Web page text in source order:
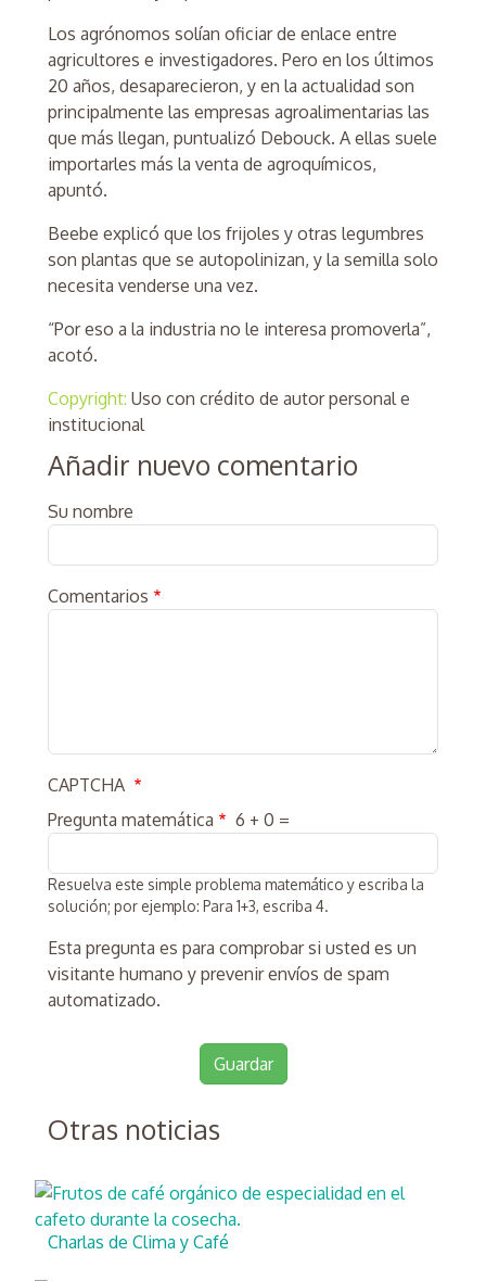
Los agrónomos solían oficiar de enlace entre
agricultores e investigadores. Pero en los últimos
20 años, desaparecieron, y en la actualidad son
principalmente las empresas agroalimentarias las
que más llegan, puntualizó Debouck. A ellas suele
importarles más la venta de agroquímicos,
apuntó.
Beebe explicó que los frijoles y otras legumbres
son plantas que se autopolinizan, y la semilla solo
necesita venderse una vez.
“Por eso a la industria no le interesa promoverla”,
acotó.
Copyright: Uso con crédito de autor personal e
institucional
Añadir nuevo comentario
Su nombre
Comentarios
CAPTCHA
Pregunta matemática
6 + 0 =
Resuelva este simple problema matemático y escriba la
solución; por ejemplo: Para 1+3, escriba 4.
Esta pregunta es para comprobar si usted es un
visitante humano y prevenir envíos de spam
automatizado.
Otras noticias
Charlas de Clima y Café